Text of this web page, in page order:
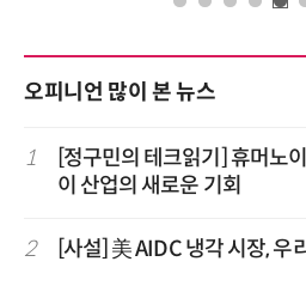
오피니언 많이 본 뉴스
1
[정구민의 테크읽기] 휴머노
이 산업의 새로운 기회
2 [사설] 美 AIDC 냉각 시장, 우